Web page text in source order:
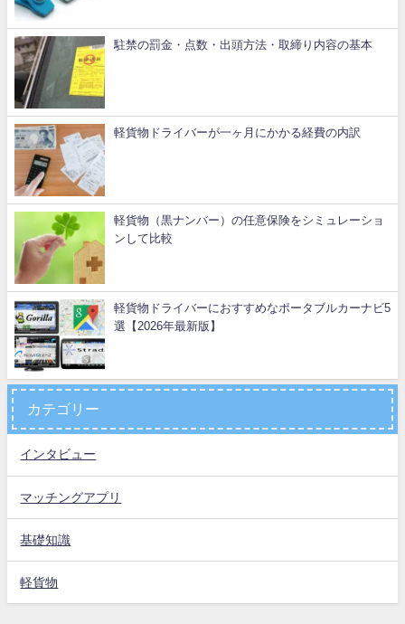
駐禁の罰金・点数・出頭方法・取締り内容の基本
軽貨物ドライバーが一ヶ月にかかる経費の内訳
軽貨物（黒ナンバー）の任意保険をシミュレーショ
ンして比較
軽貨物ドライバーにおすすめなポータブルカーナビ5
選【2026年最新版】
カテゴリー
インタビュー
マッチングアプリ
基礎知識
軽貨物